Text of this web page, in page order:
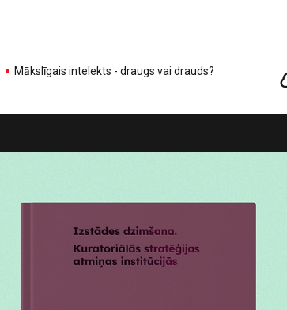
Mākslīgais intelekts - draugs vai drauds?